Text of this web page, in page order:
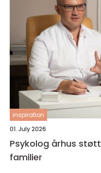
inspiration
01. July 2026
Psykolog århus støtte til børn, unge og deres
familier